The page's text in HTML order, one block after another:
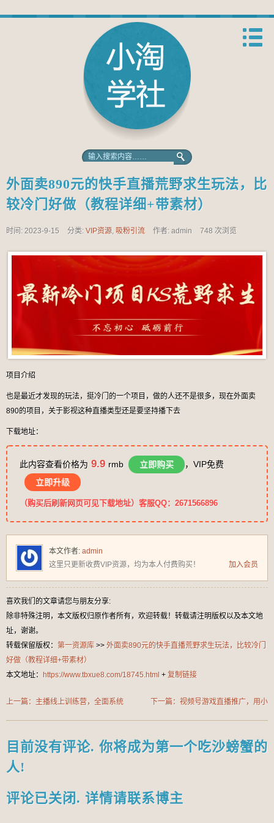
外面卖890元的快手直播荒野求生玩法，比
较冷门好做（教程详细+带素材）
时间: 2023-9-15 分类: VIP资源, 吸粉引流 作者: admin 748 次浏览
项目介绍
也是最近才发现的玩法，挺冷门的一个项目，做的人还不是很多，现在外面卖
890的项目，关于影视这种直播类型还是要坚持播下去
下载地址：
此内容查看价格为 9.9 rmb 立即购买
，VIP免费
立即升级
（购买后刷新网页可见下载地址）客服QQ：2671566896
本文作者: admin
这里只更新收费VIP资源，均为本人付费购买！
加入会员
喜欢我们的文章请您与朋友分享:
除非特殊注明，本文版权归原作者所有，欢迎转载！转载请注明版权以及本文地
址，谢谢。
转载保留版权： 第一资源库 >> 外面卖890元的快手直播荒野求生玩法，比较冷门
好做（教程详细+带素材）
本文地址： https://www.tbxue8.com/18745.html + 复制链接
上一篇：主播线上训练营，全面系统‮
下一篇：视频号游戏直播推广，用小
目前没有评论. 你将成为第一个吃沙螃蟹的
人!
评论已关闭. 详情请联系博主